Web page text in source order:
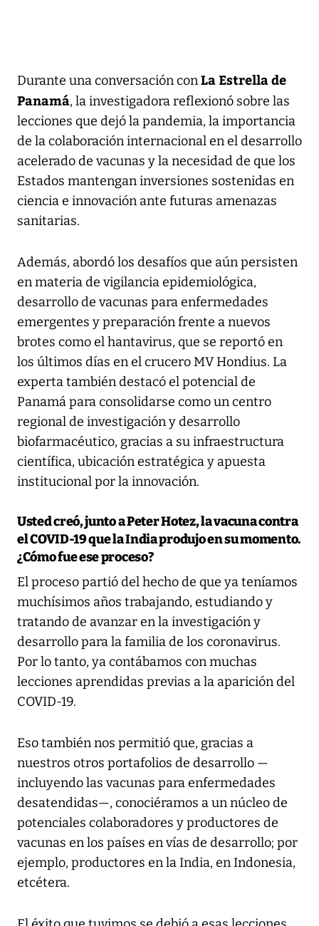
Durante una conversación conLa Estrella de
Panamá, la investigadora reflexionó sobre las
lecciones que dejó la pandemia, la importancia
de la colaboración internacional en el desarrollo
acelerado de vacunas y la necesidad de que los
Estados mantengan inversiones sostenidas en
ciencia e innovación ante futuras amenazas
sanitarias.
Además, abordó los desafíos que aún persisten
en materia de vigilancia epidemiológica,
desarrollo de vacunas para enfermedades
emergentes y preparación frente a nuevos
brotes como el hantavirus, que se reportó en
los últimos días en el crucero MV Hondius. La
experta también destacó el potencial de
Panamá para consolidarse como un centro
regional de investigación y desarrollo
biofarmacéutico, gracias a su infraestructura
científica, ubicación estratégica y apuesta
institucional por la innovación.
Usted creó, junto a Peter Hotez, la vacuna contra
el COVID-19 que la India produjo en su momento.
¿Cómo fue ese proceso?
El proceso partió del hecho de que ya teníamos
muchísimos años trabajando, estudiando y
tratando de avanzar en la investigación y
desarrollo para la familia de los coronavirus.
Por lo tanto, ya contábamos con muchas
lecciones aprendidas previas a la aparición del
COVID-19.
Eso también nos permitió que, gracias a
nuestros otros portafolios de desarrollo —
incluyendo las vacunas para enfermedades
desatendidas—, conociéramos a un núcleo de
potenciales colaboradores y productores de
vacunas en los países en vías de desarrollo; por
ejemplo, productores en la India, en Indonesia,
etcétera.